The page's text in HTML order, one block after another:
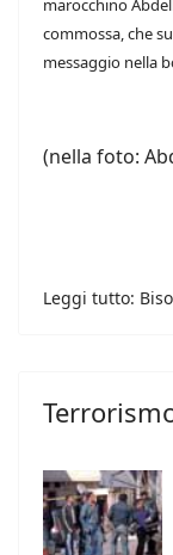
marocchino
commossa, che
messaggio nella
(nella foto:
Leggi tutto: